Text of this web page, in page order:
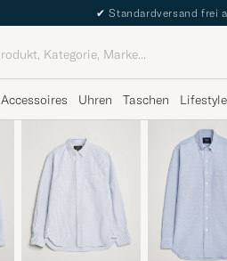
✔ Standardversand frei
Accessoires Uhren Taschen Lifestyle